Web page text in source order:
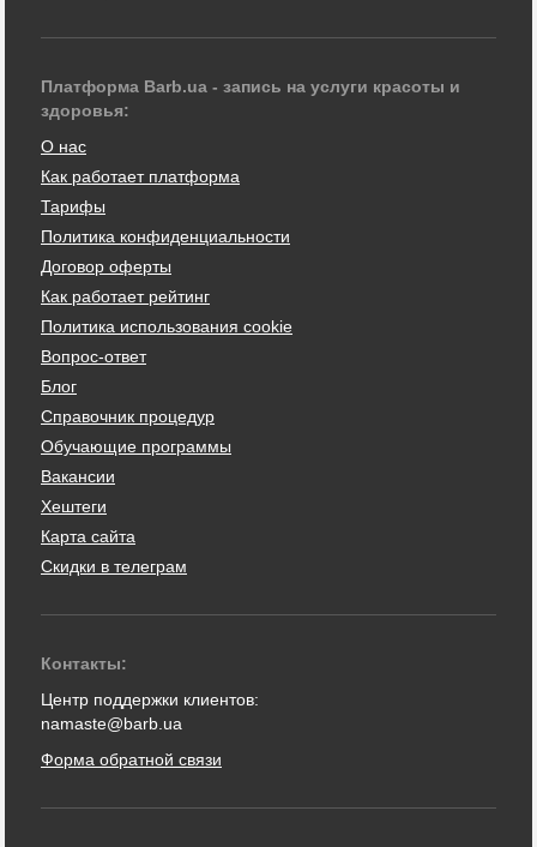
Платформа Barb.ua - запись на услуги красоты и
здоровья:
О нас
Как работает платформа
Тарифы
Политика конфиденциальности
Договор оферты
Как работает рейтинг
Политика использования cookie
Вопрос-ответ
Блог
Справочник процедур
Обучающие программы
Вакансии
Хештеги
Карта сайта
Скидки в телеграм
Контакты:
Центр поддержки клиентов:
namaste@barb.ua
Форма обратной связи